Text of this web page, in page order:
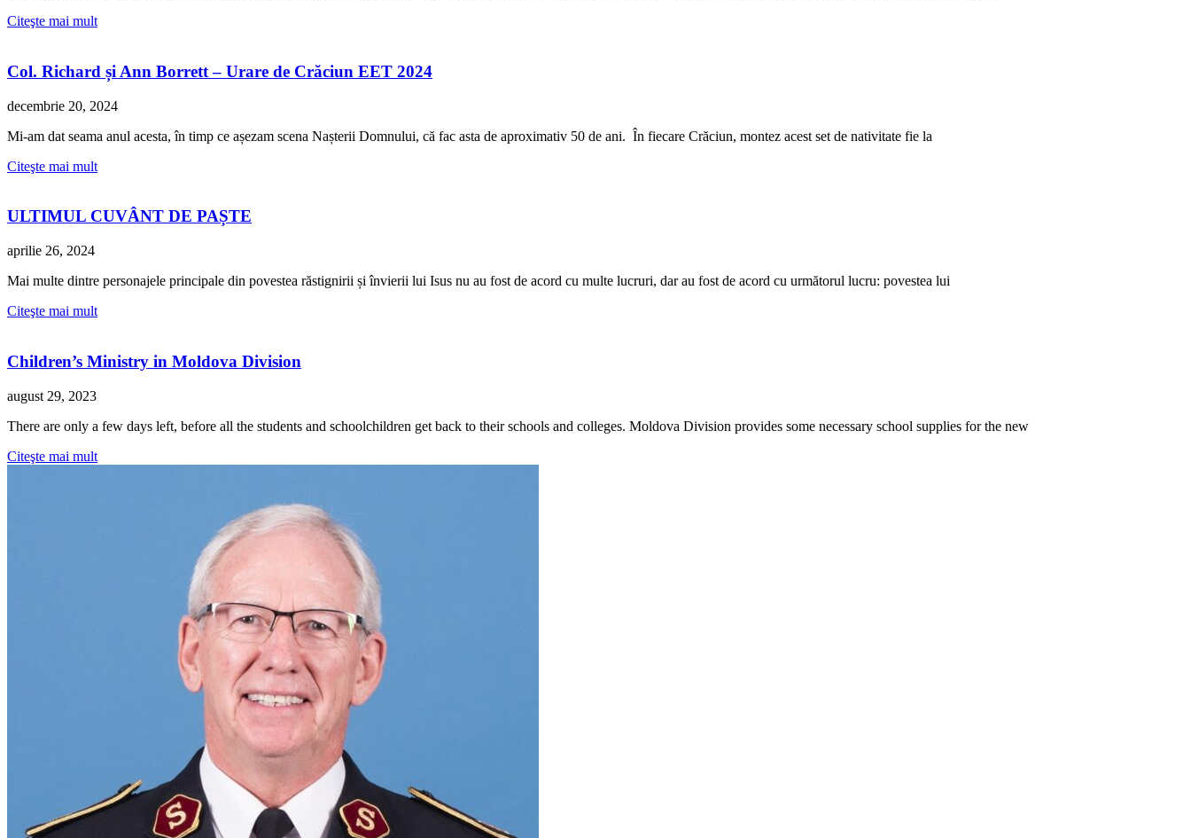
Citeşte mai mult
Col. Richard și Ann Borrett – Urare de Crăciun EET 2024
decembrie 20, 2024
Mi-am dat seama anul acesta, în timp ce așezam scena Nașterii Domnului, că fac asta de aproximativ 50 de ani. În fiecare Crăciun, montez acest set de nativitate fie la
Citeşte mai mult
ULTIMUL CUVÂNT DE PAȘTE
aprilie 26, 2024
Mai multe dintre personajele principale din povestea răstignirii și învierii lui Isus nu au fost de acord cu multe lucruri, dar au fost de acord cu următorul lucru: povestea lui
Citeşte mai mult
Children’s Ministry in Moldova Division
august 29, 2023
There are only a few days left, before all the students and schoolchildren get back to their schools and colleges. Moldova Division provides some necessary school supplies for the new
Citeşte mai mult